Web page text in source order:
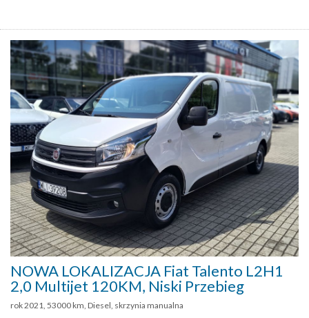
NOWA LOKALIZACJA Fiat Talento L2H1
2,0 Multijet 120KM, Niski Przebieg
rok 2021, 53000 km, Diesel, skrzynia manualna